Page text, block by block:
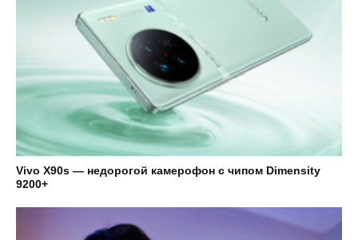
Vivo X90s — недорогой камерофон с чипом Dimensity
9200+